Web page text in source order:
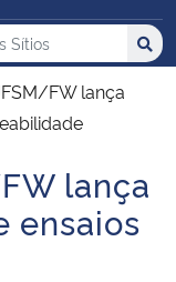
nos Sítios
FW lança
lança
ensaios